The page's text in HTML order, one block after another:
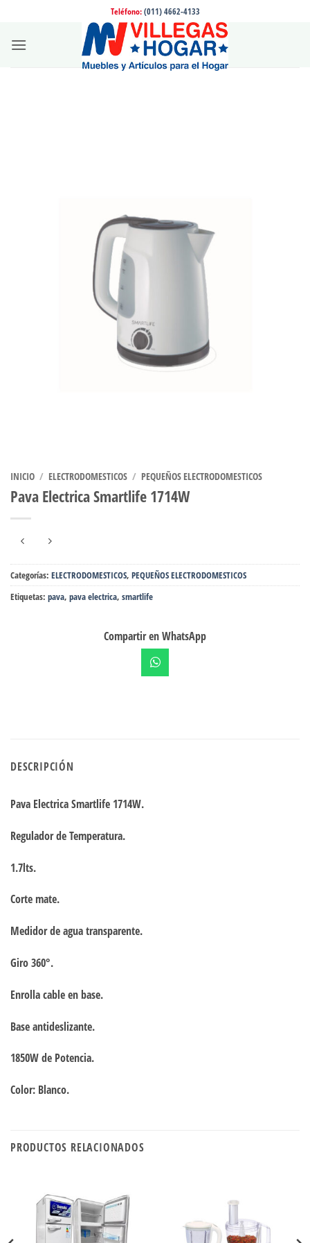
contenido
Teléfono: (011) 4662-4133
INICIO / ELECTRODOMESTICOS / PEQUEÑOS ELECTRODOMESTICOS
Pava Electrica Smartlife 1714W
Categorías: ELECTRODOMESTICOS, PEQUEÑOS ELECTRODOMESTICOS
Etiquetas: pava, pava electrica, smartlife
Compartir en WhatsApp
DESCRIPCIÓN
Pava Electrica Smartlife 1714W.
Regulador de Temperatura.
1.7lts.
Corte mate.
Medidor de agua transparente.
Giro 360°.
Enrolla cable en base.
Base antideslizante.
1850W de Potencia.
Color: Blanco.
PRODUCTOS RELACIONADOS